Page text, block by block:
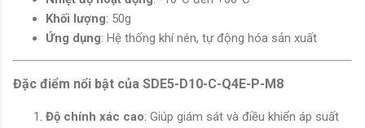
Khối lượng: 50g
Ứng dụng: Hệ thống khí nén, tự động hóa sản xuất
Đặc điểm nổi bật của SDE5-D10-C-Q4E-P-M8
Độ chính xác cao: Giúp giám sát và điều khiển áp suất